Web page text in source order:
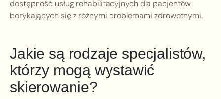
dostępność usług rehabilitacyjnych dla pacjentów
borykających się z różnymi problemami zdrowotnymi.
Jakie są rodzaje specjalistów,
którzy mogą wystawić
skierowanie?